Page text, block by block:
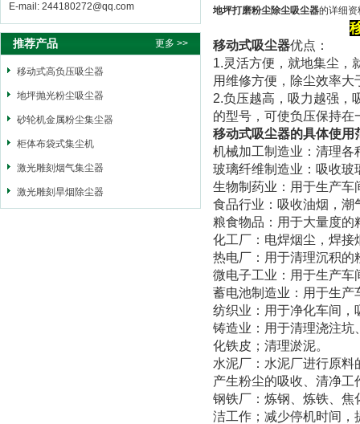
E-mail: 244180272@qq.com
推荐产品 更多 >>
移动式高负压吸尘器
地坪抛光粉尘吸尘器
砂轮机金属粉尘集尘器
柜体布袋式集尘机
激光雕刻烟气集尘器
激光雕刻旱烟除尘器
地坪打磨粉尘除尘吸尘器的详细资
移动式吸尘器优点：
1.灵活方便，就地集尘，
用维修方便，除尘效率
2.负压越高，吸力越强，
的型号，可使负压保持
移动式吸尘器的具体使用
机械加工制造业：清理各
玻璃纤维制造业：吸收玻
生物制药业：用于生产车
食品行业：吸收油烟，潮
粮食物品：用于大量度的
化工厂：电焊烟尘，焊接
热电厂：用于清理沉积的
微电子工业：用于生产车
蓄电池制造业：用于生产
纺织业：用于净化车间，
铸造业：用于清理浇注坑
化铁皮；清理淤泥。
水泥厂：水泥厂进行原
产生粉尘的吸收、清净
钢铁厂：炼钢、炼铁、焦
洁工作；减少停机时间，